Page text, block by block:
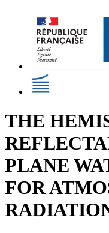
THE
PLANE
FOR